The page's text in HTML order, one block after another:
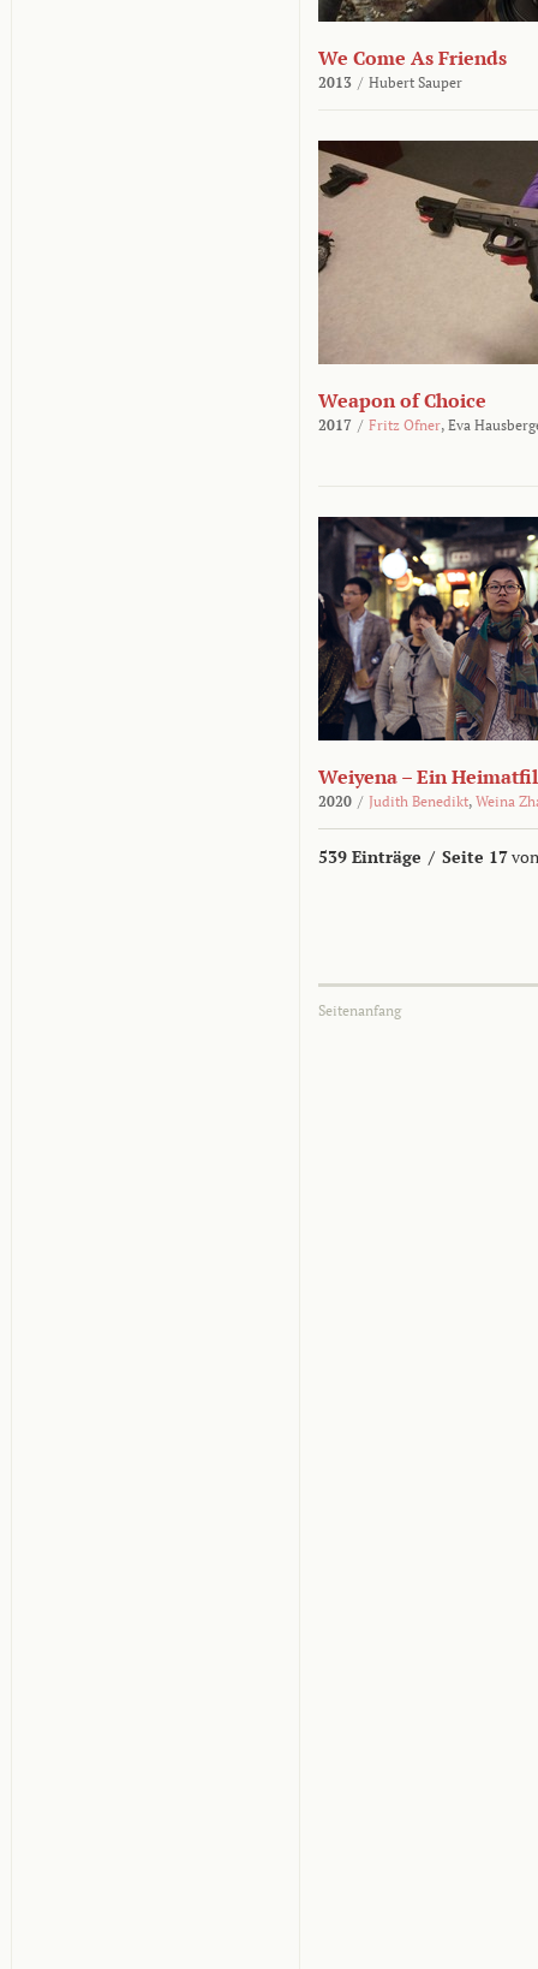
We Come As Friends
2013 / Hubert Sauper
Weapon of Choice
2017 / Fritz Ofner, Eva
Weiyena – Ein
2020 / Judith Benedikt, Weina
539 Einträge / Seite 17
Seitenanfang